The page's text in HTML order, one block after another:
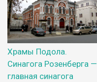
Храмы Подола.
Синагога Розенберга —
главная синагога